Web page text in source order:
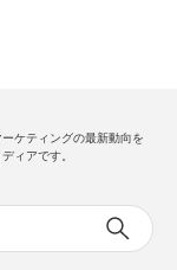
ケティングの最新動向を
ィアです。